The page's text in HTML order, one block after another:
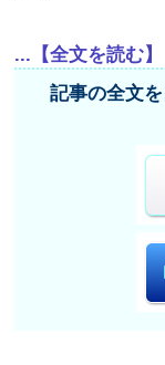
...【全文を読む】
記事の全文